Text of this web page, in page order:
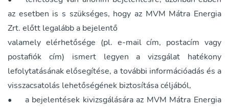
az esetben is s szükséges, hogy az MVM Mátra Energia
Zrt. előtt legalább a bejelentő
valamely elérhetősége (pl. e-mail cím, postacím vagy
postafiók cím) ismert legyen a vizsgálat hatékony
lefolytatásának elősegítése, a további információadás és a
visszacsatolás lehetőségének biztosítása céljából,
•
a bejelentések kivizsgálására az MVM Mátra Energia